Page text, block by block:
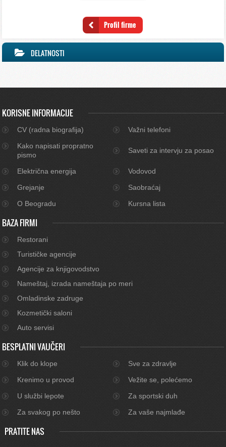
Profil firme
DELATNOSTI
KORISNE INFORMACIJE
CV (radna biografija)
Važni telefoni
Kako napisati propratno
pismo
Saveti za intervju za posao
Električna energija
Vodovod
Grejanje
Saobraćaj
O Beogradu
Kursna lista
BAZA FIRMI
Restorani
Turističke agencije
Agencije za knjigovodstvo
Nameštaj, izrada nameštaja po meri
Omladinske zadruge
Kozmetički saloni
Auto servisi
BESPLATNI VAUČERI
Klik do klope
Sve za zdravlje
Krenimo u provod
Vežite se, polećemo
U službi lepote
Za sportski duh
Za svakog po nešto
Za vaše najmlađe
PRATITE NAS